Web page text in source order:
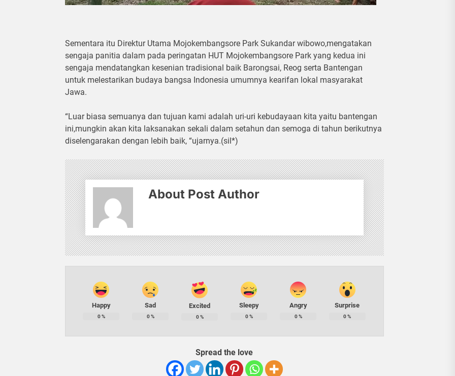
Sementara itu Direktur Utama Mojokembangsore Park Sukandar wibowo,mengatakan
sengaja panitia dalam pada peringatan HUT Mojokembangsore Park yang kedua ini
sengaja mendatangkan kesenian tradisional baik Barongsai, Reog serta Bantengan
untuk melestarikan budaya bangsa Indonesia umumnya kearifan lokal masyarakat
Jawa.
“Luar biasa semuanya dan tujuan kami adalah uri-uri kebudayaan kita yaitu bantengan
ini,mungkin akan kita laksanakan sekali dalam setahun dan semoga di tahun berikutnya
diselengarakan dengan lebih baik, “ujarnya.(sil*)
About Post Author
Happy
0%
Sad
0%
Excited
0%
Sleepy
0%
Angry
0%
Surprise
0%
Spread the love